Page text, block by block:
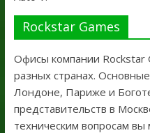
Rockstar Games
Офисы компании Rockstar
разных странах.
Лондоне, Париже и
представительств в
техническим вопросам